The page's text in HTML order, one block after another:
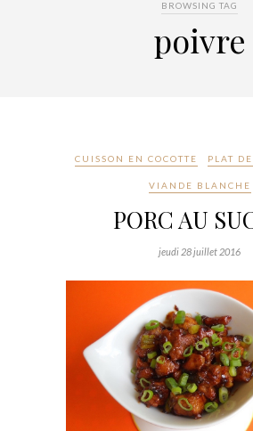
BROWSING TAG
poivre
CUISSON EN COCOTTE PLAT
VIANDE BLANCHE
PORC AU
jeudi 28 juillet 2016